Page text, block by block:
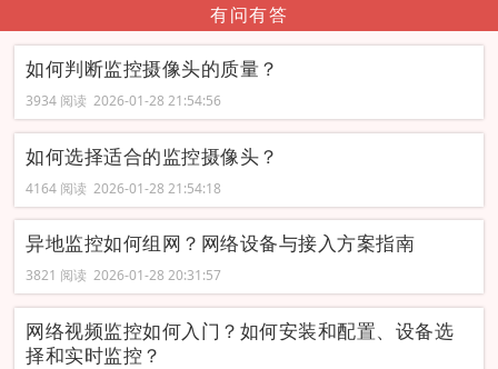
有问有答
如何判断监控摄像头的质量？
3934 阅读 2026-01-28 21:54:56
如何选择适合的监控摄像头？
4164 阅读 2026-01-28 21:54:18
异地监控如何组网？网络设备与接入方案指南
3821 阅读 2026-01-28 20:31:57
网络视频监控如何入门？如何安装和配置、设备选
择和实时监控？